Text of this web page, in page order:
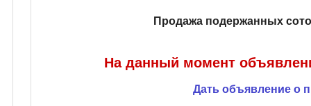
Продажа подержанных
На данный момент
Дать объявление о